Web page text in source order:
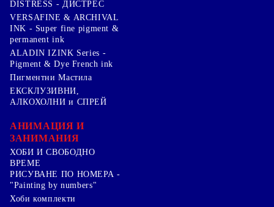
DISTRESS - ДИСТРЕС
VERSAFINE & ARCHIVAL
INK - Super fine pigment &
permanent ink
ALADIN IZINK Series -
Pigment & Dye French ink
Пигментни Мастила
ЕКСКЛУЗИВНИ,
АЛКОХОЛНИ и СПРЕЙ
АНИМАЦИЯ И
ЗАНИМАНИЯ
ХОБИ И СВОБОДНО
ВРЕМЕ
РИСУВАНЕ ПО НОМЕРА -
"Painting by numbers"
Хоби комплекти